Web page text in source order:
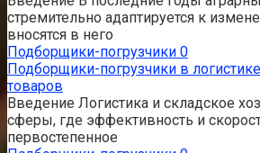
стремительно адаптируется к
вносятся в него
Подборщики-погрузчики 0
Подборщики-погрузчики в
товаров
Введение Логистика и складское
сферы, где эффективность и
первостепенное